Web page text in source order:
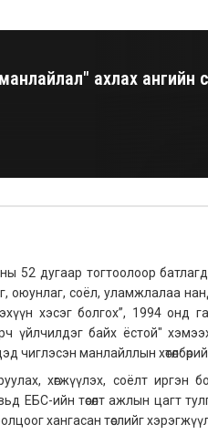
ахлах ангийн
дугаар тогтоолоор
оюунлаг, соёл, уламжлалаа
хэсэг болгох”, 1994 онд
үйлчилдэг байх ёстой"
чиглэсэн манлайллын
хөгжүүлэх, соёлт иргэн
ЕБС-ийн төсөлт ажлын цагт
хангасан төслийг